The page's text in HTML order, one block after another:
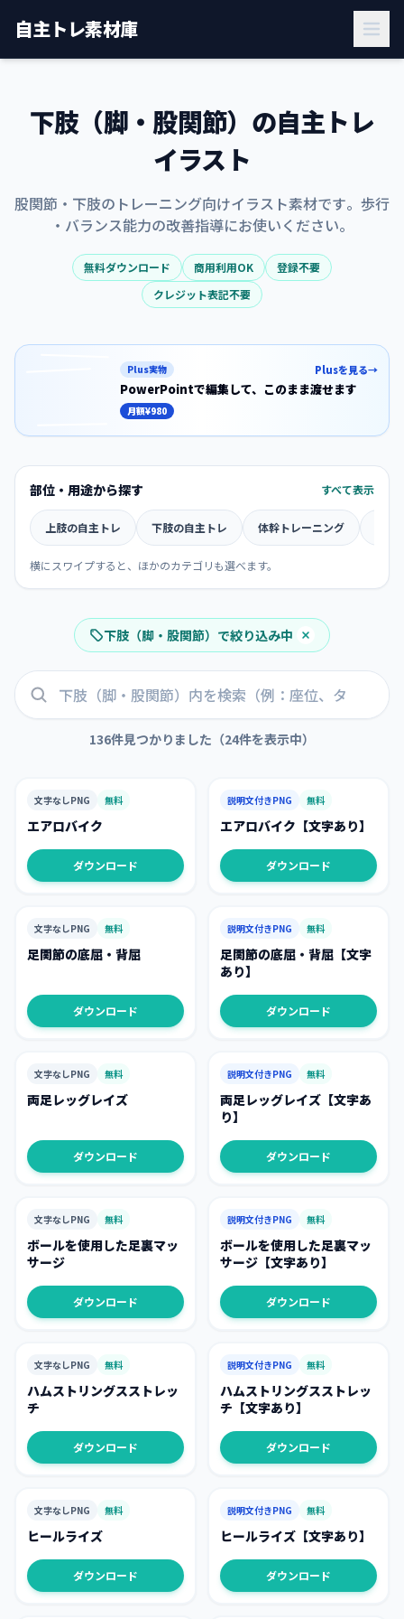
自主トレ素材庫
下肢（脚・股関節）の自主トレ
イラスト
股関節 ・ 下肢の トレーニング向けイラスト素材です。 歩行
・ バランス能力の改善指導にお使いください。
無料ダウンロード 商用利用OK
登録不要
クレジット表記不要
Plus実物 Plusを見る→
PowerPointで編集して、 このまま渡せます
この素材の文字入りスライド版を、回数や
月額¥980
部位・用途から探す すべて表示
上肢の自主トレ 下肢の自主トレ 体幹トレーニング
横にスワイプすると、ほかのカテゴリも選べます。
下肢（脚・股関節） で絞り込み中
136件見つかりました （24件を表示中）
文字なしPNG 無料
エアロバイク
ダウンロード
説明文付きPNG 無料
エアロバイク【文字あり】
ダウンロード
文字なしPNG 無料
足関節の底屈・背屈
ダウンロード
説明文付きPNG 無料
足関節の底屈・背屈【文字
あり】
ダウンロード
文字なしPNG 無料
両足レッグレイズ
ダウンロード
説明文付きPNG 無料
両足レッグレイズ【文字あ
り】
ダウンロード
文字なしPNG 無料
ボールを使用した足裏マッ
サージ
ダウンロード
説明文付きPNG 無料
ボールを使用した足裏マッ
サージ【文字あり】
ダウンロード
文字なしPNG 無料
ハムストリングスストレッ
チ
ダウンロード
説明文付きPNG 無料
ハムストリングスストレッ
チ【文字あり】
ダウンロード
文字なしPNG 無料
ヒールライズ
ダウンロード
説明文付きPNG 無料
ヒールライズ【文字あり】
ダウンロード